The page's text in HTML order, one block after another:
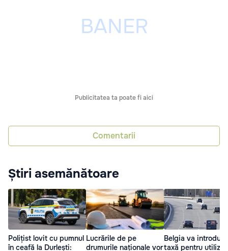
Publicitatea ta poate fi aici
Comentarii
Știri asemănătoare
Polițist lovit cu pumnul
în ceafă la Durlești:
Lucrările de pe
drumurile naționale vor
Belgia va
taxă pentru